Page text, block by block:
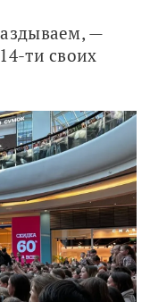
—
ти своих